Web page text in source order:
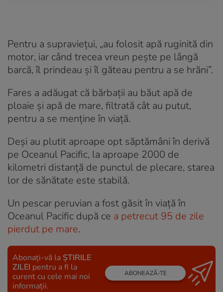
Pentru a supraviețui, „au folosit apă ruginită din
motor, iar când trecea vreun pește pe lângă
barcă, îl prindeau și îl găteau pentru a se hrăni”.
Fares a adăugat că bărbații au băut apă de
ploaie și apă de mare, filtrată cât au putut,
pentru a se menține în viață.
Deși au plutit aproape opt săptămâni în derivă
pe Oceanul Pacific, la aproape 2000 de
kilometri distanță de punctul de plecare, starea
lor de sănătate este stabilă.
Un pescar peruvian a fost găsit în viață în
Oceanul Pacific după ce a petrecut 95 de zile
pierdut pe mare.
Abonați-vă la ȘTIRILE
ZILEI pentru a fi la
curent cu cele mai noi
informații.
ABONEAZĂ-TE